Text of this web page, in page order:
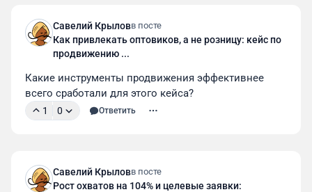
Савелий Крыловв посте
Как привлекать оптовиков, а не розницу: кейс по
продвижению ...
Какие инструменты продвижения эффективнее
всего сработали для этого кейса?
1 0 Ответить
Савелий Крыловв посте
Рост охватов на 104% и целевые заявки: